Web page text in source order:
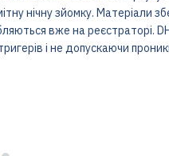
нічну зйомку. Матеріали
вже на реєстраторі.
і не допускаючи